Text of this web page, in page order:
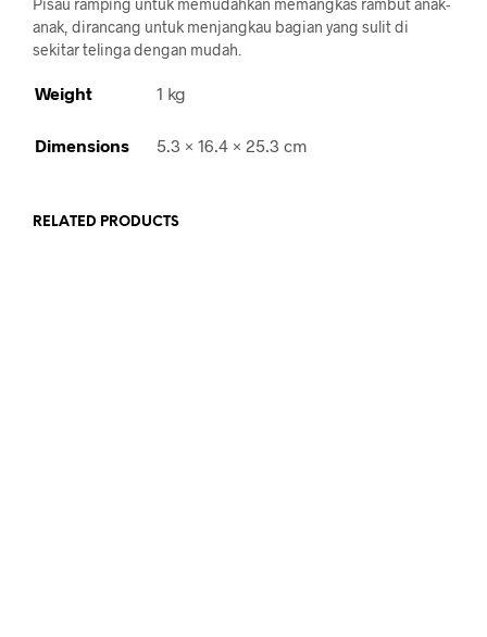
anak, dirancang untuk menjangkau bagian yang sulit di
sekitar telinga dengan mudah.
Weight 1 kg
Dimensions 5.3 × 16.4 × 25.3 cm
RELATED PRODUCTS